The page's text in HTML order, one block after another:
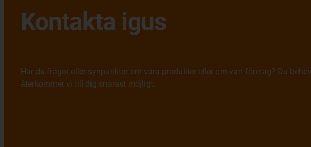
Kontakta igus
Har du frågor eller synpunkter om våra produkter eller om vårt företag? Du
återkommer vi till dig snarast möjligt.